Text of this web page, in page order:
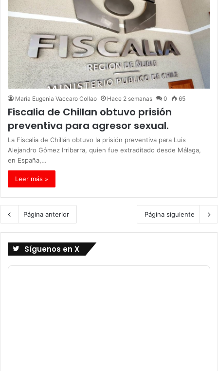
María Eugenia Vaccaro Collao Hace 2 semanas 0 65
Fiscalia de Chillan obtuvo prisión
preventiva para agresor sexual.
La Fiscalía de Chillán obtuvo la prisión preventiva para Luis
Alejandro Gómez Irribarra, quien fue extraditado desde Málaga,
en España,…
Leer más »
Página anterior Página siguiente
Síguenos en X